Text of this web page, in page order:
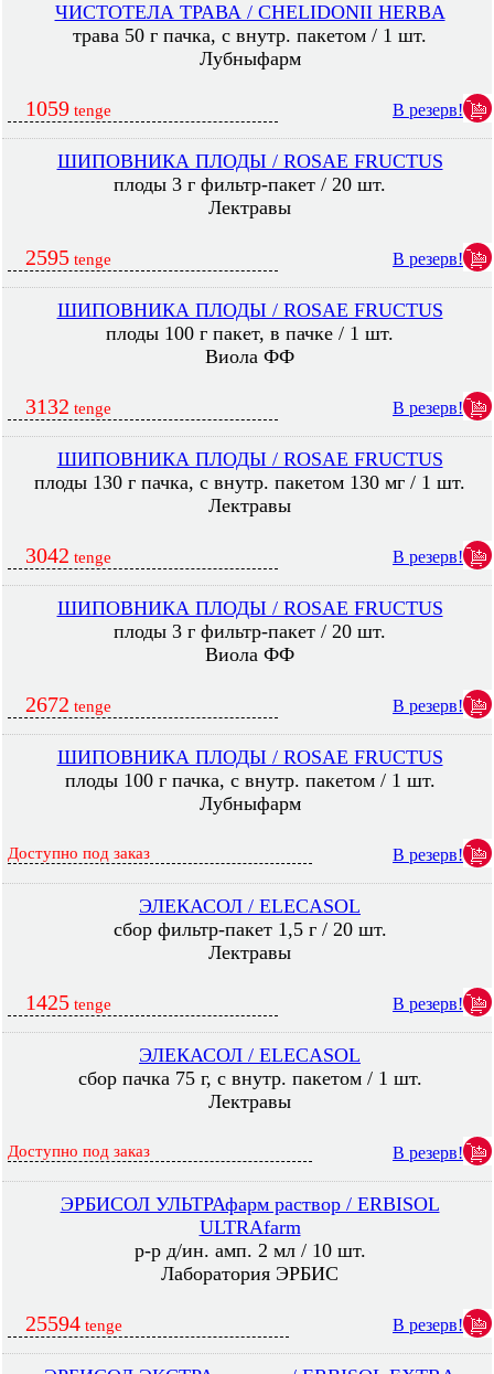
ЧИСТОТЕЛА ТРАВА / CHELIDONII HERBA
трава 50 г пачка, с внутр. пакетом / 1 шт.
Лубныфарм
1059 tenge В резерв!
ШИПОВНИКА ПЛОДЫ / ROSAE FRUCTUS
плоды 3 г фильтр-пакет / 20 шт.
Лектравы
2595 tenge В резерв!
ШИПОВНИКА ПЛОДЫ / ROSAE FRUCTUS
плоды 100 г пакет, в пачке / 1 шт.
Виола ФФ
3132 tenge В резерв!
ШИПОВНИКА ПЛОДЫ / ROSAE FRUCTUS
плоды 130 г пачка, с внутр. пакетом 130 мг / 1 шт.
Лектравы
3042 tenge В резерв!
ШИПОВНИКА ПЛОДЫ / ROSAE FRUCTUS
плоды 3 г фильтр-пакет / 20 шт.
Виола ФФ
2672 tenge В резерв!
ШИПОВНИКА ПЛОДЫ / ROSAE FRUCTUS
плоды 100 г пачка, с внутр. пакетом / 1 шт.
Лубныфарм
Доступно под заказ В резерв!
ЭЛЕКАСОЛ / ELECASOL
сбор фильтр-пакет 1,5 г / 20 шт.
Лектравы
1425 tenge В резерв!
ЭЛЕКАСОЛ / ELECASOL
сбор пачка 75 г, с внутр. пакетом / 1 шт.
Лектравы
Доступно под заказ В резерв!
ЭРБИСОЛ УЛЬТРАфарм раствор / ERBISOL
ULTRAfarm
р-р д/ин. амп. 2 мл / 10 шт.
Лаборатория ЭРБИС
25594 tenge В резерв!